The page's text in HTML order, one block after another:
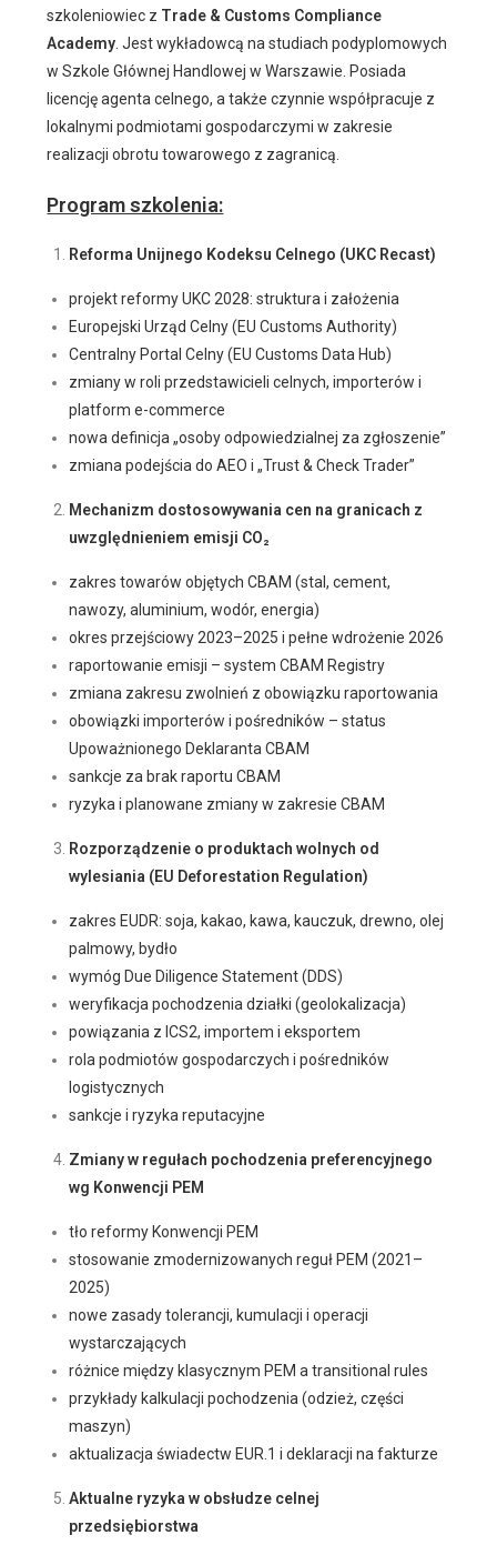
szkoleniowiec z Trade & Customs Compliance
Academy . Jest wykładowcą na studiach podyplomowych
w Szkole Głównej Handlowej w Warszawie. Posiada
licencję agenta celnego, a także czynnie współpracuje z
lokalnymi podmiotami gospodarczymi w zakresie
realizacji obrotu towarowego z zagranicą.
Program szkolenia:
Reforma Unijnego Kodeksu Celnego (UKC Recast)
projekt reformy UKC 2028: struktura i założenia
Europejski Urząd Celny (EU Customs Authority)
Centralny Portal Celny (EU Customs Data Hub)
zmiany w roli przedstawicieli celnych, importerów i
platform e-commerce
nowa definicja „osoby odpowiedzialnej za zgłoszenie”
zmiana podejścia do AEO i „Trust & Check Trader”
Mechanizm dostosowywania cen na granicach z
uwzględnieniem emisji CO₂
zakres towarów objętych CBAM (stal, cement,
nawozy, aluminium, wodór, energia)
okres przejściowy 2023–2025 i pełne wdrożenie 2026
raportowanie emisji – system CBAM Registry
zmiana zakresu zwolnień z obowiązku raportowania
obowiązki importerów i pośredników – status
Upoważnionego Deklaranta CBAM
sankcje za brak raportu CBAM
ryzyka i planowane zmiany w zakresie CBAM
Rozporządzenie o produktach wolnych od
wylesiania (EU Deforestation Regulation)
zakres EUDR: soja, kakao, kawa, kauczuk, drewno, olej
palmowy, bydło
wymóg Due Diligence Statement (DDS)
weryfikacja pochodzenia działki (geolokalizacja)
powiązania z ICS2, importem i eksportem
rola podmiotów gospodarczych i pośredników
logistycznych
sankcje i ryzyka reputacyjne
Zmiany w regułach pochodzenia preferencyjnego
wg Konwencji PEM
tło reformy Konwencji PEM
stosowanie zmodernizowanych reguł PEM (2021–
2025)
nowe zasady tolerancji, kumulacji i operacji
wystarczających
różnice między klasycznym PEM a transitional rules
przykłady kalkulacji pochodzenia (odzież, części
maszyn)
aktualizacja świadectw EUR.1 i deklaracji na fakturze
Aktualne ryzyka w obsłudze celnej
przedsiębiorstwa